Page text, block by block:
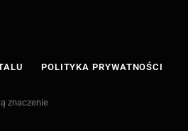
POLITYKA PRYWATNOŚCI
znaczenie